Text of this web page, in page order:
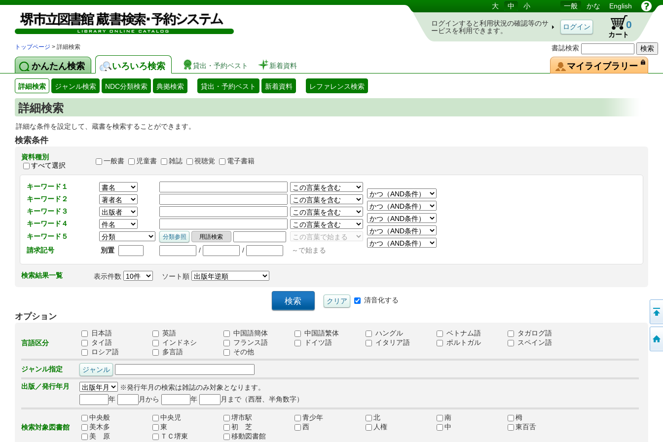
図書館 蔵書検索・予約システム
書誌検索
大 中 小 一般 かな English
ログインすると利用状況の確認等のサ
ービスを利用できます。
カート
0
トップページ > 詳細検索
かんたん検索 いろいろ検索 貸出・予約ベスト 新着資料 マイライブラリー
詳細検索 ジャンル検索 NDC分類検索 典拠検索 貸出・予約ベスト 新着資料 レファレンス検索
詳細検索
詳細な条件を設定して、蔵書を検索することができます。
検索条件
資料種別
すべて選択
一般書 児童書 雑誌 視聴覚 電子書籍
キーワード１
キーワード２
キーワード３
キーワード４
キーワード５
請求記号
別置 / / ～で始まる
検索結果一覧 表示件数 ソート順
清音化する
オプション
言語区分
日本語 英語 中国語簡体 中国語繁体 ハングル ベトナム語
タガログ語
タイ語
インドネシ フランス語 ドイツ語 イタリア語 ポルトガル
スペイン語
ロシア語
多言語 その他
ジャンル指定
出版／発行年月
※発行年月の検索は雑誌のみ対象となります。
年
月から 年 月まで（西暦、半角数字）
検索対象図書館
中央般 中央児 堺市駅 青少年 北 南
栂
美木多
東 初 芝 西 人権 中
東百舌
美 原
ＴＣ堺東 移動図書館